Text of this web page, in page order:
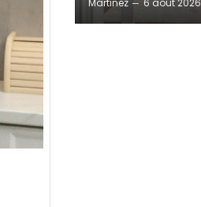
Martinez 6 août 2026